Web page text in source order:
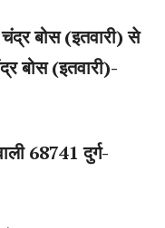
बोस (इतवारी) से
बोस (इतवारी)-
68741 दुर्ग-